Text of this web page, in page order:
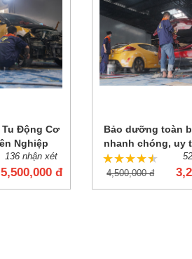
Động Cơ
Nghiệp
136 nhận xét
5,500,000 đ
Bảo dưỡng toàn
nhanh chóng, uy
★★★★★
★★★★★
4,500,000 đ